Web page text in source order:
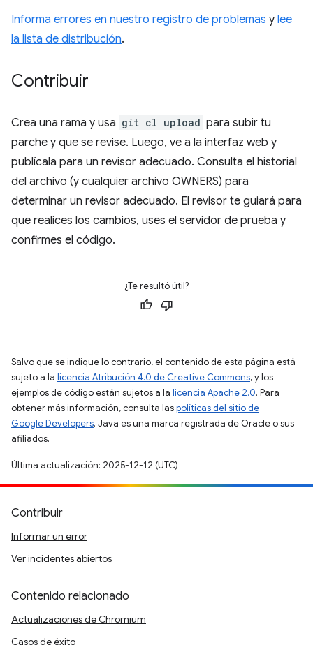
Informa errores en nuestro registro de problemas y lee
la lista de distribución.
Contribuir
Crea una rama y usa git cl upload para subir tu
parche y que se revise. Luego, ve a la interfaz web y
publícala para un revisor adecuado. Consulta el historial
del archivo (y cualquier archivo OWNERS) para
determinar un revisor adecuado. El revisor te guiará para
que realices los cambios, uses el servidor de prueba y
confirmes el código.
¿Te resultó útil?
Salvo que se indique lo contrario, el contenido de esta página está
sujeto a la licencia Atribución 4.0 de Creative Commons, y los
ejemplos de código están sujetos a la licencia Apache 2.0. Para
obtener más información, consulta laspolíticas del sitio de
Google Developers. Java es una marca registrada de Oracle o sus
afiliados.
Última actualización: 2025-12-12 (UTC)
Contribuir
Informar un error
Ver incidentes abiertos
Contenido relacionado
Actualizaciones de Chromium
Casos de éxito